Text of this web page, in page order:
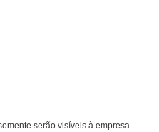
serão visíveis à empresa